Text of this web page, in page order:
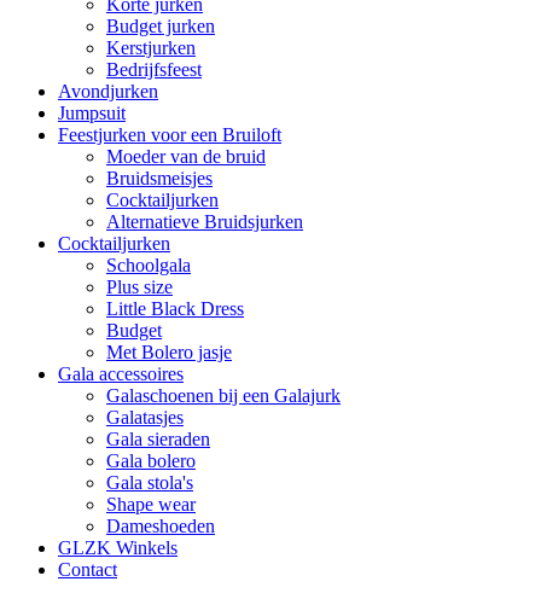
Korte jurken
Budget jurken
Kerstjurken
Bedrijfsfeest
Avondjurken
Jumpsuit
Feestjurken voor een Bruiloft
Moeder van de bruid
Bruidsmeisjes
Cocktailjurken
Alternatieve Bruidsjurken
Cocktailjurken
Schoolgala
Plus size
Little Black Dress
Budget
Met Bolero jasje
Gala accessoires
Galaschoenen bij een Galajurk
Galatasjes
Gala sieraden
Gala bolero
Gala stola's
Shape wear
Dameshoeden
GLZK Winkels
Contact